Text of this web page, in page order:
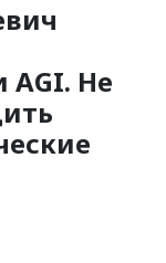
AGI. Не